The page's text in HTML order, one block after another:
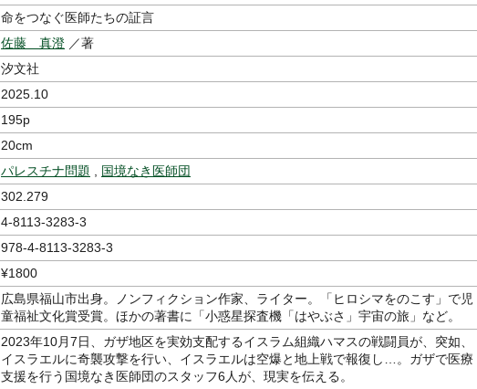
命をつなぐ医師たちの証言
佐藤 真澄 ／著
汐文社
2025.10
195p
20cm
パレスチナ問題
国境なき医師団
302.279
4-8113-3283-3
978-4-8113-3283-3
¥1800
広島県福山市出身。ノンフィクション作家、ライター。「ヒロシマをのこす」で児
童福祉文化賞受賞。ほかの著書に「小惑星探査機「はやぶさ」宇宙の旅」など。
2023年10月7日、ガザ地区を実効支配するイスラム組織ハマスの戦闘員が、突如、
イスラエルに奇襲攻撃を行い、イスラエルは空爆と地上戦で報復し…。ガザで医療
支援を行う国境なき医師団のスタッフ6人が、現実を伝える。